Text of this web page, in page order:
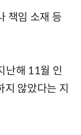
책임 소재 등
난해 11월 인
않았다는 지